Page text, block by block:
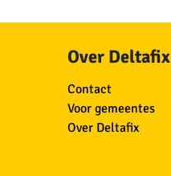
Over Deltafix
Contact
Voor gemeentes
Over Deltafix